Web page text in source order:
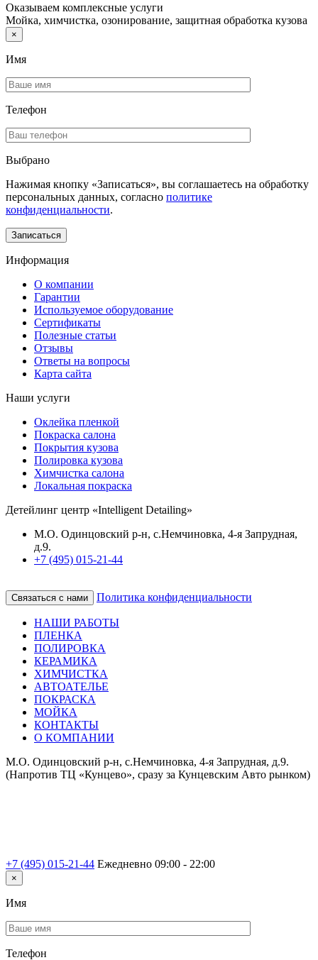
Оказываем комплексные услуги
Мойка, химчистка, озонирование, защитная обработка кузова
×
Имя
Телефон
Выбрано
Нажимая кнопку «Записаться», вы соглашаетесь на обработку
персональных данных, согласно политике
конфиденциальности.
Информация
О компании
Гарантии
Используемое оборудование
Сертификаты
Полезные статьи
Отзывы
Ответы на вопросы
Карта сайта
Наши услуги
Оклейка пленкой
Покраска салона
Покрытия кузова
Полировка кузова
Химчистка салона
Локальная покраска
Детейлинг центр «Intelligent Detailing»
М.О. Одинцовский р-н, с.Немчиновка, 4-я Запрудная,
д.9.
+7 (495) 015-21-44
Связаться с нами Политика конфиденциальности
НАШИ РАБОТЫ
ПЛЕНКА
ПОЛИРОВКА
КЕРАМИКА
ХИМЧИСТКА
АВТОАТЕЛЬЕ
ПОКРАСКА
МОЙКА
КОНТАКТЫ
О КОМПАНИИ
М.О. Одинцовский р-н, с.Немчиновка, 4-я Запрудная, д.9.
(Напротив ТЦ «Кунцево», сразу за Кунцевским Авто рынком)
+7 (495) 015-21-44 Ежедневно 09:00 - 22:00
×
Имя
Телефон